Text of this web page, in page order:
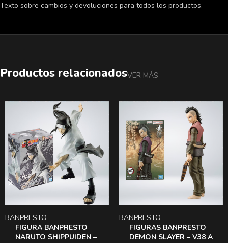
Texto sobre cambios y devoluciones para todos los productos.
Productos relacionadosVER MÁS
FIGURA BANPRESTO
NARUTO SHIPPUIDEN –
BANPRESTO
FIGURAS BANPRESTO
DEMON SLAYER – V38 A
BANPRESTO